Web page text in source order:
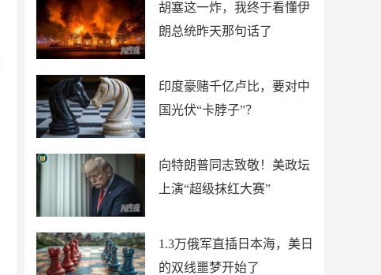
胡塞这一炸，我终于看懂伊
朗总统昨天那句话了
印度豪赌千亿卢比，要对中
国光伏“卡脖子”？
向特朗普同志致敬！美政坛
上演“超级抹红大赛”
1.3万俄军直插日本海，美日
的双线噩梦开始了